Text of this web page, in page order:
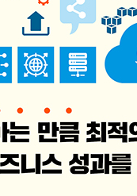
리지 서비스 구성하기
비스
스
RDS 연동하기
비스